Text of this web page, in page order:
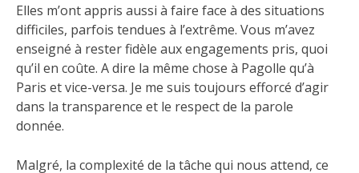
Elles m’ont appris aussi à faire face à des situations
difficiles, parfois tendues à l’extrême. Vous m’avez
enseigné à rester fidèle aux engagements pris, quoi
qu’il en coûte. A dire la même chose à Pagolle qu’à
Paris et vice-versa. Je me suis toujours efforcé d’agir
dans la transparence et le respect de la parole
donnée.
Malgré, la complexité de la tâche qui nous attend, ce